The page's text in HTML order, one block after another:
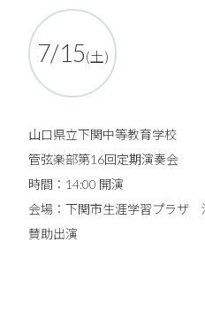
7/15(土)
山口県立下関中等教育学校
管弦楽部第16回定期演奏会
時間：14:00 開演
会場：下関市生涯学習プラザ
賛助出演